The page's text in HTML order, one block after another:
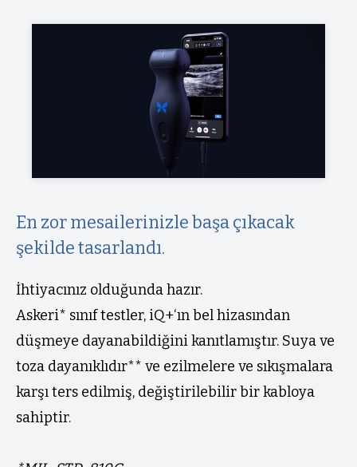
En zor mesailerinizle başa çıkacak
şekilde tasarlandı.
İhtiyacınız olduğunda hazır.
Askeri* sınıf testler, iQ+‘ın bel hizasından
düşmeye dayanabildiğini kanıtlamıştır. Suya ve
toza dayanıklıdır** ve ezilmelere ve sıkışmalara
karşı ters edilmiş, değiştirilebilir bir kabloya
sahiptir.